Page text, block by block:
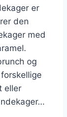
er
den
med
og
eller